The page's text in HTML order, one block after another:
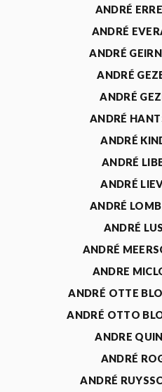
ANDRÉ
ANDRÉ
ANDRÉ
ANDRÉ
ANDRÉ
ANDRÉ
ANDRÉ
ANDRÉ
ANDRÉ
ANDRÉ
ANDRÉ
ANDRÉ
ANDRE
ANDRÉ OTTE
ANDRÉ OTTO
ANDRE
ANDRÉ
ANDRÉ